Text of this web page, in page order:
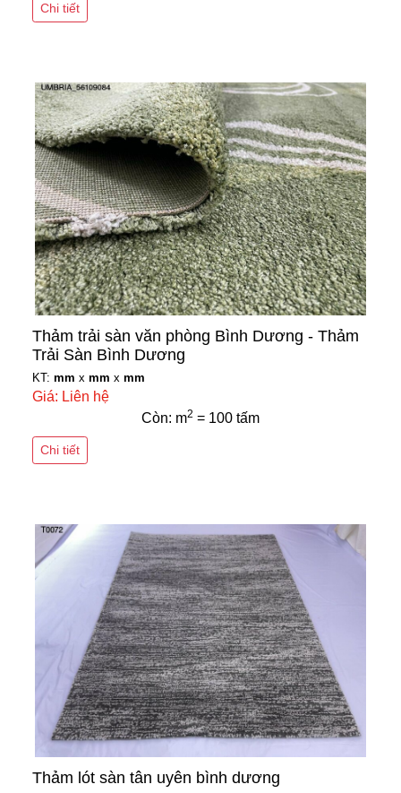
Chi tiết
Thảm trải sàn văn phòng Bình Dương - Thảm
Trải Sàn Bình Dương
KT: mm x mm x mm
Giá: Liên hệ
Còn: m2 = 100 tấm
Chi tiết
Thảm lót sàn tân uyên bình dương